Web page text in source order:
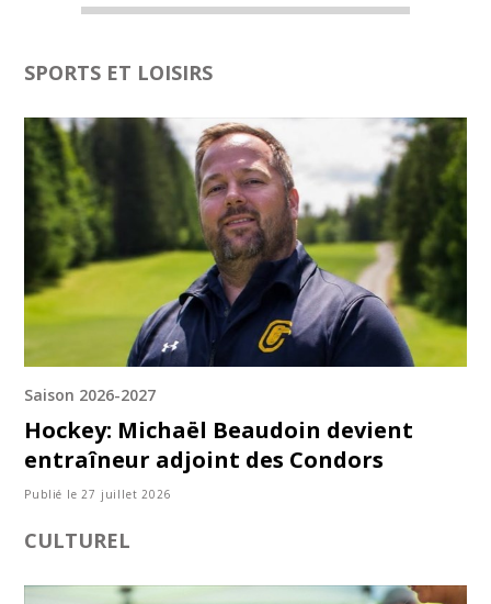
SPORTS ET LOISIRS
Saison 2026-2027
Hockey: Michaël Beaudoin devient
entraîneur adjoint des Condors
Publié le 27 juillet 2026
CULTUREL